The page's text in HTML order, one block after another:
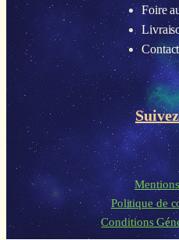
Foire
Politique de
Conditions